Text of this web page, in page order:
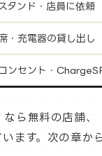
タンド・店員に依頼
・充電器の貸し出し
ンセント・
なら無料の店舗
ます。次の章か